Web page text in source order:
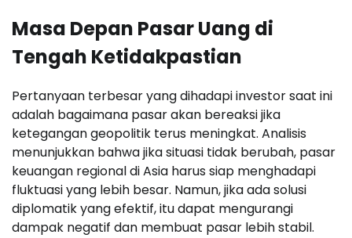
Masa Depan Pasar Uang di
Tengah Ketidakpastian
Pertanyaan terbesar yang dihadapi investor saat ini
adalah bagaimana pasar akan bereaksi jika
ketegangan geopolitik terus meningkat. Analisis
menunjukkan bahwa jika situasi tidak berubah, pasar
keuangan regional di Asia harus siap menghadapi
fluktuasi yang lebih besar. Namun, jika ada solusi
diplomatik yang efektif, itu dapat mengurangi
dampak negatif dan membuat pasar lebih stabil.